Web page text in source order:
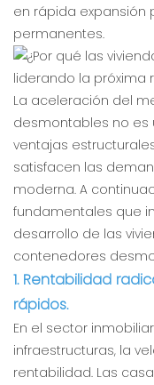
en rápida expansión
permanentes.
La aceleración del
desmontables no es
ventajas
satisfacen las
moderna. A
fundamentales que
desarrollo de las
contenedores
1. Rentabilidad
rápidos.
En el sector
infraestructuras, la
rentabilidad. Las